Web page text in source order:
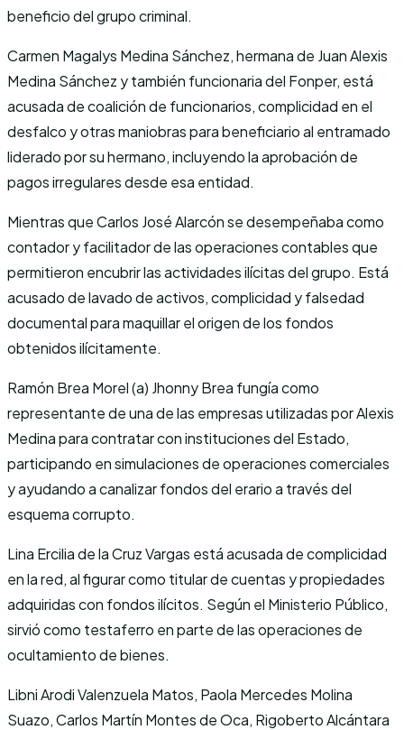
beneficio del grupo criminal.
Carmen Magalys Medina Sánchez, hermana de Juan Alexis
Medina Sánchez y también funcionaria del Fonper, está
acusada de coalición de funcionarios, complicidad en el
desfalco y otras maniobras para beneficiario al entramado
liderado por su hermano, incluyendo la aprobación de
pagos irregulares desde esa entidad.
Mientras que Carlos José Alarcón se desempeñaba como
contador y facilitador de las operaciones contables que
permitieron encubrir las actividades ilícitas del grupo. Está
acusado de lavado de activos, complicidad y falsedad
documental para maquillar el origen de los fondos
obtenidos ilícitamente.
Ramón Brea Morel (a) Jhonny Brea fungía como
representante de una de las empresas utilizadas por Alexis
Medina para contratar con instituciones del Estado,
participando en simulaciones de operaciones comerciales
y ayudando a canalizar fondos del erario a través del
esquema corrupto.
Lina Ercilia de la Cruz Vargas está acusada de complicidad
en la red, al figurar como titular de cuentas y propiedades
adquiridas con fondos ilícitos. Según el Ministerio Público,
sirvió como testaferro en parte de las operaciones de
ocultamiento de bienes.
Libni Arodi Valenzuela Matos, Paola Mercedes Molina
Suazo, Carlos Martín Montes de Oca, Rigoberto Alcántara